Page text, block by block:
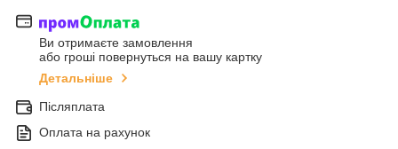
Ви отримаєте замовлення
або гроші повернуться на вашу картку
Детальніше
Післяплата
Оплата на рахунок